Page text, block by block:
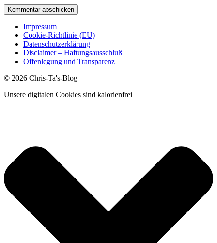
Impressum
Cookie-Richtlinie (EU)
Datenschutzerklärung
Disclaimer – Haftungsausschluß
Offenlegung und Transparenz
© 2026 Chris-Ta's-Blog
Unsere digitalen Cookies sind kalorienfrei